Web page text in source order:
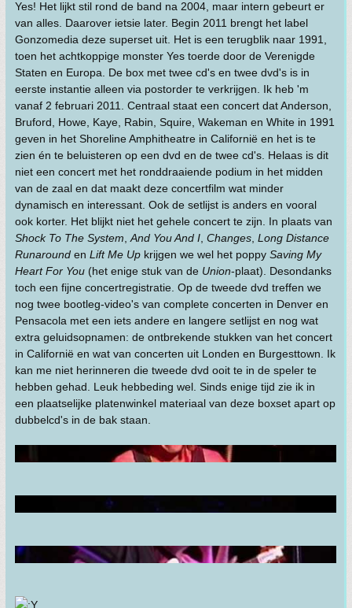
Yes! Het lijkt stil rond de band na 2004, maar intern gebeurt er
van alles. Daarover ietsie later. Begin 2011 brengt het label
Gonzomedia deze superset uit. Het is een terugblik naar 1991,
toen het achtkoppige monster Yes toerde door de Verenigde
Staten en Europa. De box met twee cd's en twee dvd's is in
eerste instantie alleen via postorder te verkrijgen. Ik heb 'm
vanaf 2 februari 2011. Centraal staat een concert dat Anderson,
Bruford, Howe, Kaye, Rabin, Squire, Wakeman en White in 1991
geven in het Shoreline Amphitheatre in Californië en het is te
zien én te beluisteren op een dvd en de twee cd's. Helaas is dit
niet een concert met het ronddraaiende podium in het midden
van de zaal en dat maakt deze concertfilm wat minder
dynamisch en interessant. Ook de setlijst is anders en vooral
ook korter. Het blijkt niet het gehele concert te zijn. In plaats van
Shock To The System And You And I Changes Long Distance
Runaround en Lift Me Up krijgen we wel het poppy Saving My
Heart For You (het enige stuk van de Union-plaat). Desondanks
toch een fijne concertregistratie. Op de tweede dvd treffen we
nog twee bootleg-video's van complete concerten in Denver en
Pensacola met een iets andere en langere setlijst en nog wat
extra geluidsopnamen: de ontbrekende stukken van het concert
in Californië en wat van concerten uit Londen en Burgesttown. Ik
kan me niet herinneren die tweede dvd ooit te in de speler te
hebben gehad. Leuk hebbeding wel. Sinds enige tijd zie ik in
een plaatselijke platenwinkel materiaal van deze boxset apart op
dubbelcd's in de bak staan.